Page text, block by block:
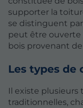
supporter la
se distinguent
peut être ouverte
bois provenant
Les types de
Il existe plusieurs
traditionnelles,